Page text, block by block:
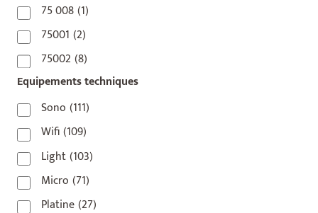
75 008(1)
75001 (2)
75002 (8)
75003(1)
75004(2)
75006 (5)
75007(7)
75008 (17)
75009(5)
Equipements techniques
Sono (111)
Wifi(109)
Light(103)
Micro (71)
Platine(27)